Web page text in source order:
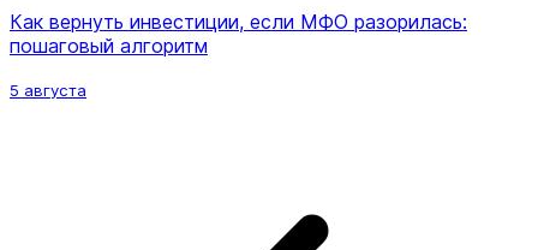
Как вернуть инвестиции, если МФО разорилась:
пошаговый алгоритм
5 августа